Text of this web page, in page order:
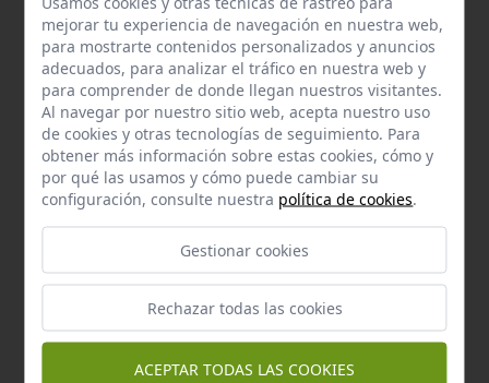
Enclaves de interés próximos
mejorar tu experiencia de navegación en nuestra web,
para mostrarte contenidos personalizados y anuncios
adecuados, para analizar el tráfico en nuestra web y
para comprender de donde llegan nuestros visitantes.
Al navegar por nuestro sitio web, acepta nuestro uso
de cookies y otras tecnologías de seguimiento. Para
obtener más información sobre estas cookies, cómo y
por qué las usamos y cómo puede cambiar su
configuración, consulte nuestra política de cookies.
Gestionar cookies
Rechazar todas las cookies
ACEPTAR TODAS LAS COOKIES